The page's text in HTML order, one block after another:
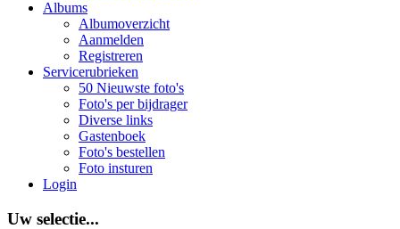
Albums
Albumoverzicht
Aanmelden
Registreren
Servicerubrieken
50 Nieuwste foto's
Foto's per bijdrager
Diverse links
Gastenboek
Foto's bestellen
Foto insturen
Login
Uw selectie...